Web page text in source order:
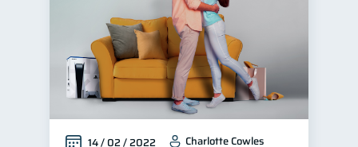
14 / 02 / 2022 Charlotte Cowles